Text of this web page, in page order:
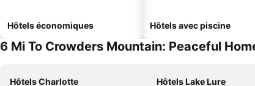
Hôtels économiques Hôtels avec piscine
6 Mi To Crowders Mountain: Peaceful
Hôtels Charlotte Hôtels Lake Lure